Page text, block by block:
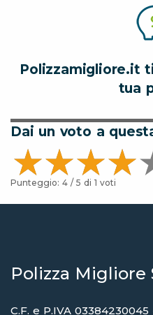
Polizzamigliore.it
tua
Dai un voto a
Punteggio: 4 / 5 di 1 voti
Polizza Migliore
C.F. e P.IVA